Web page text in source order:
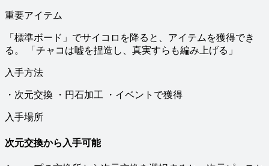
重要アイテム
「標準ボード」でサイコロを降ると、アイテムを獲得でき
る。 「チャコは嘘を捏造し、真実すらも編み上げる」
入手方法
・次元交換 ・円石加工 ・イベントで獲得
入手場所
次元交換から入手可能